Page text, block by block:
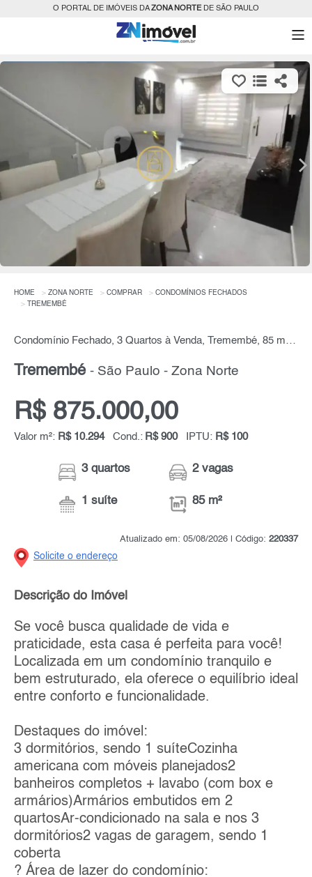
O PORTAL DE IMÓVEIS DAZONA NORTEDE SÃO PAULO
HOME ZONA NORTE COMPRAR
CONDOMÍNIOS FECHADOS
TREMEMBÉ
Condomínio Fechado, 3 Quartos à Venda, Tremembé, 85 m² por R$ 875.000,00
Tremembé - São Paulo - Zona Norte
R$ 875.000,00
Valor m²: R$ 10.294 Cond.: R$ 900 IPTU: R$ 100
3 quartos
1 suíte
2 vagas
85 m²
Atualizado em: 05/08/2026 | Código: 220337
Solicite o endereço
Descrição do Imóvel
Se você busca qualidade de vida e
praticidade, esta casa é perfeita para você!
Localizada em um condomínio tranquilo e
bem estruturado, ela oferece o equilíbrio ideal
entre conforto e funcionalidade.
Destaques do imóvel:
3 dormitórios, sendo 1 suíteCozinha
americana com móveis planejados2
banheiros completos + lavabo (com box e
armários)Armários embutidos em 2
quartosAr-condicionado na sala e nos 3
dormitórios2 vagas de garagem, sendo 1
coberta
? Área de lazer do condomínio: